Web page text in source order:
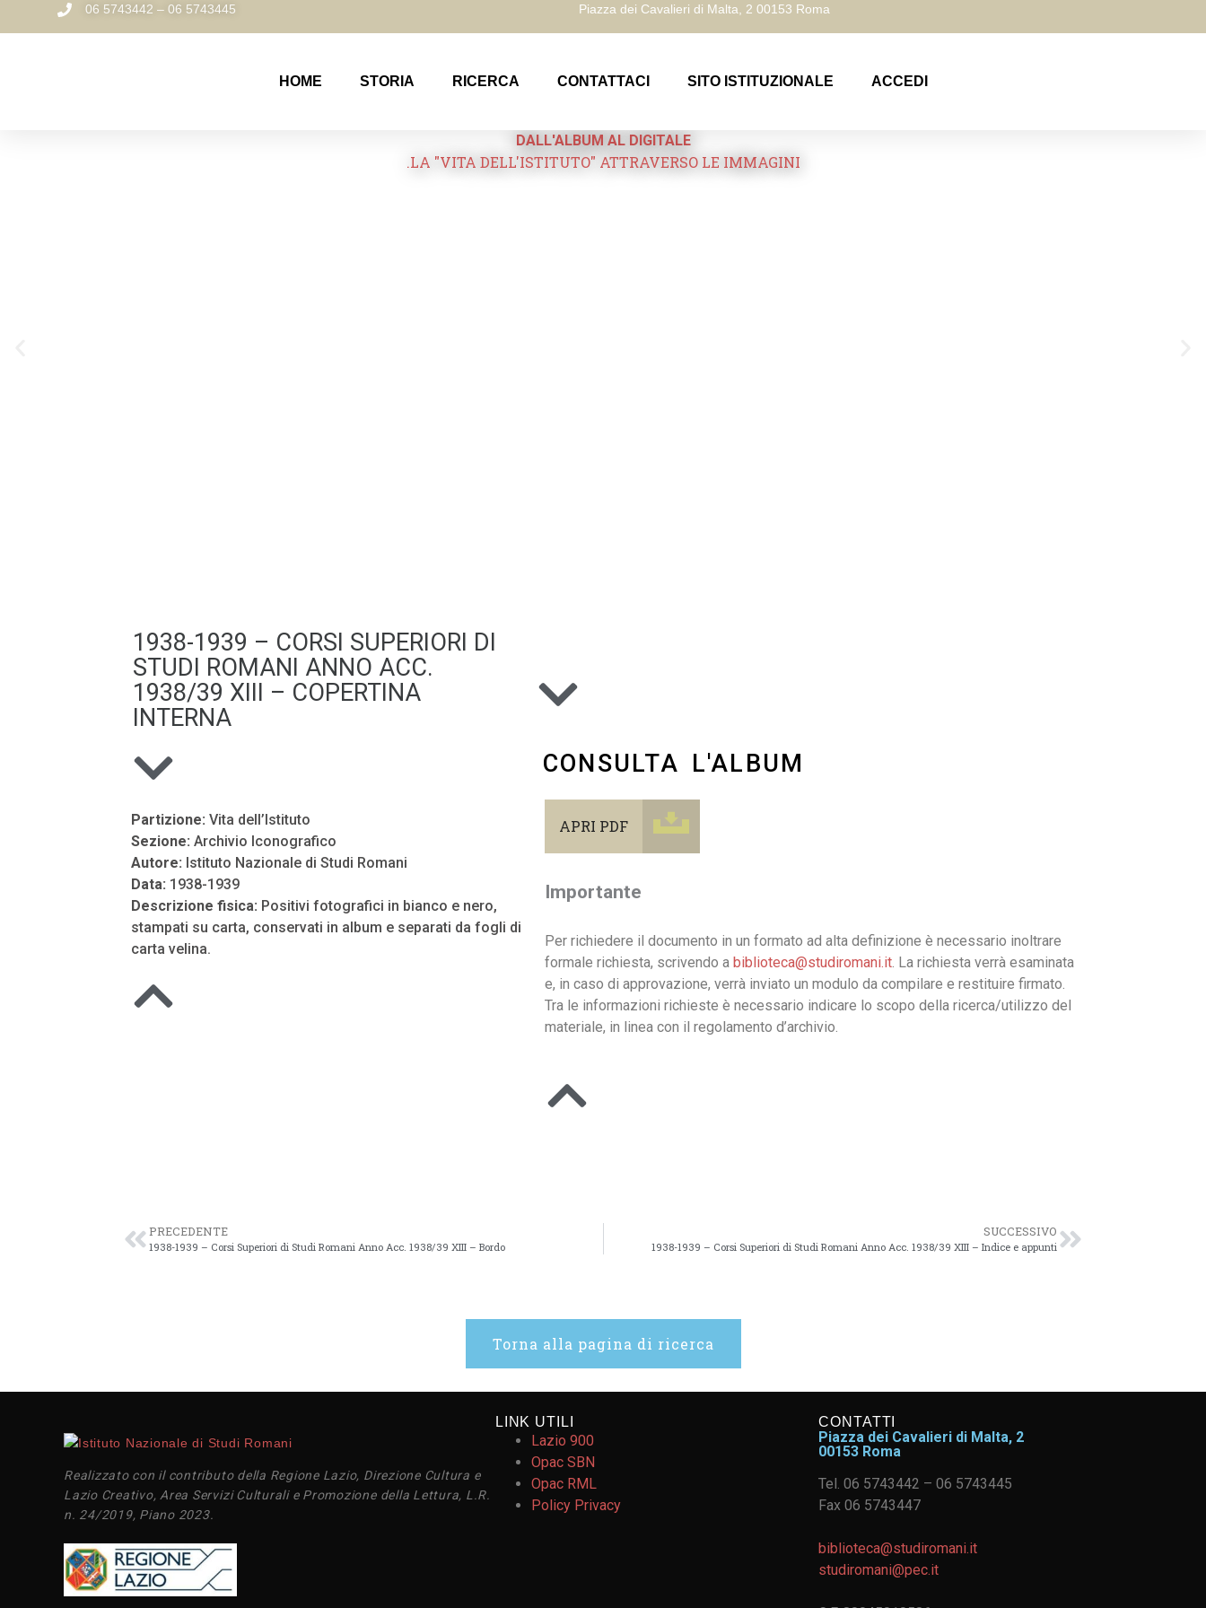
06 5743442 – 06 5743445 Piazza dei Cavalieri di Malta, 2 00153 Roma
HOME STORIA RICERCA CONTATTACI SITO ISTITUZIONALE ACCEDI
DALL'ALBUM AL DIGITALE
.LA "VITA DELL'ISTITUTO" ATTRAVERSO LE IMMAGINI
1938-1939 – CORSI SUPERIORI DI
STUDI ROMANI ANNO ACC.
1938/39 XIII – COPERTINA
INTERNA
Partizione: Vita dell’Istituto
Sezione: Archivio Iconografico
Autore: Istituto Nazionale di Studi Romani
Data: 1938-1939
Descrizione fisica: Positivi fotografici in bianco e nero,
stampati su carta, conservati in album e separati da fogli di
carta velina.
CONSULTA L'ALBUM
APRI PDF
Importante
Per richiedere il documento in un formato ad alta definizione è necessario inoltrare
formale richiesta, scrivendo a biblioteca@studiromani.it. La richiesta verrà esaminata
e, in caso di approvazione, verrà inviato un modulo da compilare e restituire firmato.
Tra le informazioni richieste è necessario indicare lo scopo della ricerca/utilizzo del
materiale, in linea con il regolamento d’archivio.
PRECEDENTE
1938-1939 – Corsi Superiori di Studi Romani Anno Acc. 1938/39 XIII – Bordo
SUCCESSIVO
1938-1939 – Corsi Superiori di Studi Romani Anno Acc. 1938/39 XIII – Indice e appunti
Torna alla pagina di ricerca
Realizzato con il contributo della Regione Lazio, Direzione Cultura e
Lazio Creativo, Area Servizi Culturali e Promozione della Lettura, L.R.
n. 24/2019, Piano 2023.
LINK UTILI
Lazio 900
Opac SBN
Opac RML
Policy Privacy
CONTATTI
Piazza dei Cavalieri di Malta, 2
00153 Roma
Tel. 06 5743442 – 06 5743445
Fax 06 5743447
biblioteca@studiromani.it
studiromani@pec.it